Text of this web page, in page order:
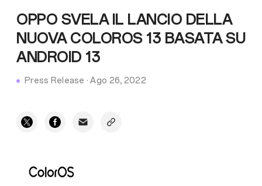
OPPO SVELA IL LANCIO DELLA
NUOVA COLOROS 13 BASATA SU
ANDROID 13
Press Release ·Ago 26, 2022